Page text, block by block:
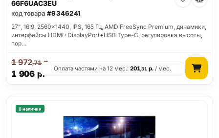
66F6UAC3EU
код товара #9346241
27", 16:9, 2560x1440, IPS, 165 Гц, AMD FreeSync Premium, динамики,
интерфейсы HDMI+DisplayPort+USB Type-C, регулировка высоты,
пор…
1 906 р.
1 972,71р.
Оплата частями на 12 мес.:201,31 р. / мес.
В наличии